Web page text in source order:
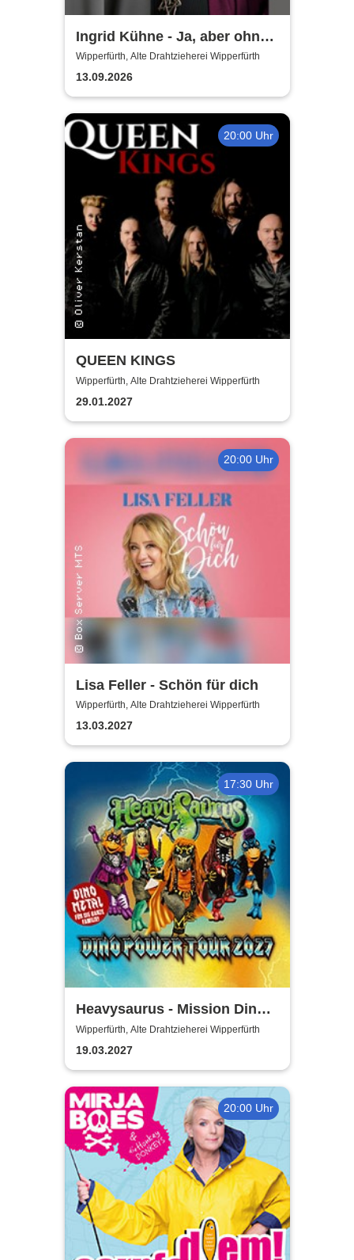
Ingrid Kühne - Ja, aber ohne
mich!
Wipperfürth, Alte Drahtzieherei Wipperfürth
13.09.2026
20:00 Uhr
QUEEN KINGS
Wipperfürth, Alte Drahtzieherei Wipperfürth
29.01.2027
20:00 Uhr
Lisa Feller - Schön für dich
Wipperfürth, Alte Drahtzieherei Wipperfürth
13.03.2027
17:30 Uhr
Heavysaurus - Mission Dino
Power Tour 2027
Wipperfürth, Alte Drahtzieherei Wipperfürth
19.03.2027
20:00 Uhr